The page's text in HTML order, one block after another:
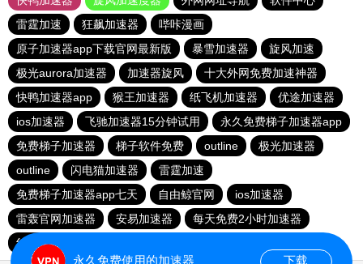
雷霆加速
狂飙加速器
哔咔漫画
原子加速器app下载官网最新版
暴雪加速器
旋风加速
极光aurora加速器
加速器旋风
十大外网免费加速神器
快鸭加速器app
猴王加速器 纸飞机加速器
优途加速器
ios加速器
飞驰加速器15分钟试用
永久免费梯子加速器app
免费梯子加速器
梯子软件免费 outline
极光加速器
outline
闪电猫加速器
雷霆加速
免费梯子加速器app七天
自由鲸官网
ios加速器
雷轰官网加速器
安易加速器
每天免费2小时加速器
红海pro加速器
永久免费使用的加速器 下载